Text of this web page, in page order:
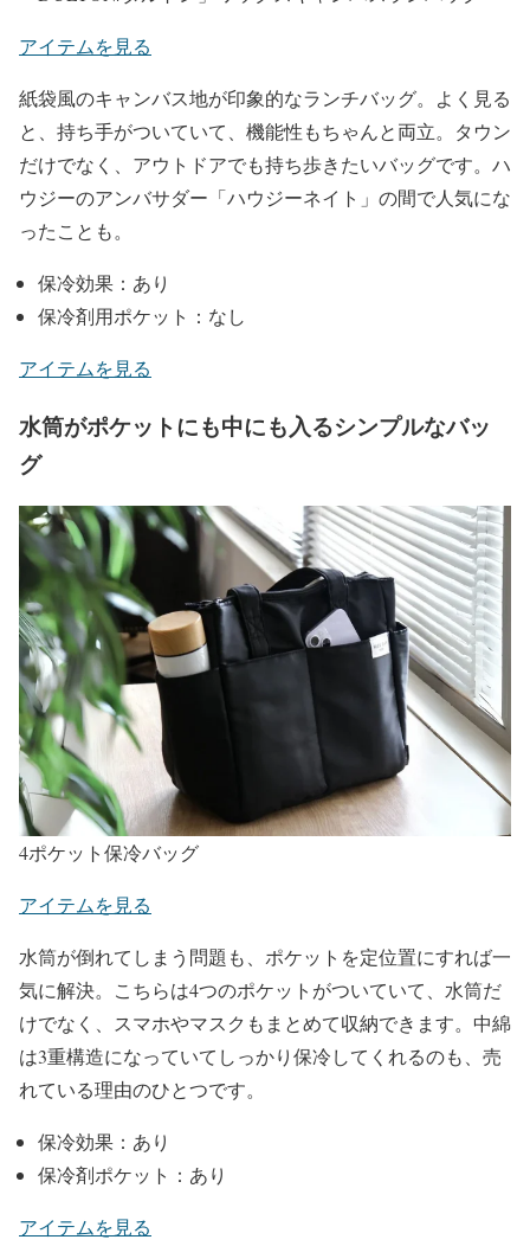
アイテムを見る
紙袋風のキャンバス地が印象的なランチバッグ。よく見る
と、持ち手がついていて、機能性もちゃんと両立。タウン
だけでなく、アウトドアでも持ち歩きたいバッグです。ハ
ウジーのアンバサダー「ハウジーネイト」の間で人気にな
ったことも。
保冷効果：あり
保冷剤用ポケット：なし
アイテムを見る
水筒がポケットにも中にも入るシンプルなバッ
グ
4ポケット保冷バッグ
アイテムを見る
水筒が倒れてしまう問題も、ポケットを定位置にすれば一
気に解決。こちらは4つのポケットがついていて、水筒だ
けでなく、スマホやマスクもまとめて収納できます。中綿
は3重構造になっていてしっかり保冷してくれるのも、売
れている理由のひとつです。
保冷効果：あり
保冷剤ポケット：あり
アイテムを見る